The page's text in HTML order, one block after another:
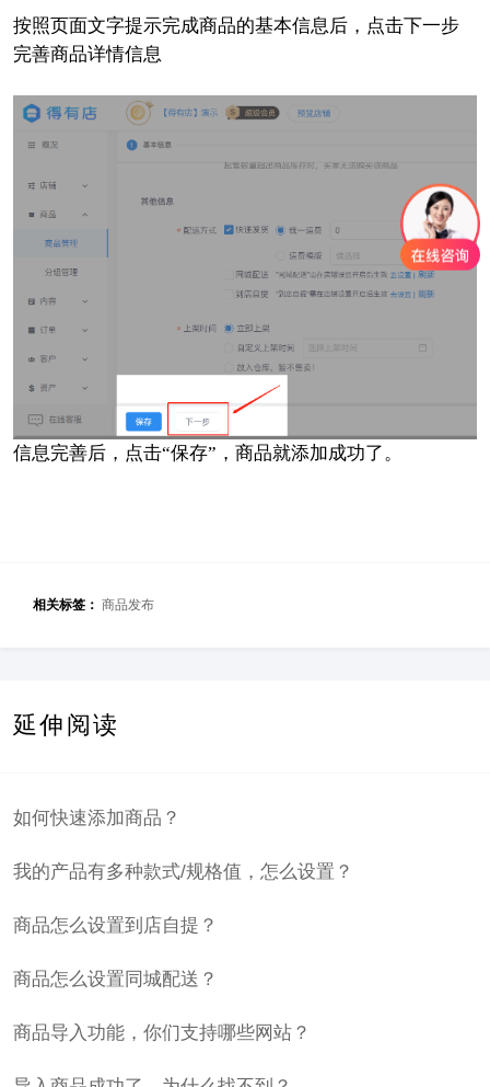
按照页面文字提示完成商品的基本信息后，点击下一步
完善商品详情信息
信息完善后，点击“保存”，商品就添加成功了。
相关标签： 商品发布
延伸阅读
如何快速添加商品？
我的产品有多种款式/规格值，怎么设置？
商品怎么设置到店自提？
商品怎么设置同城配送？
商品导入功能，你们支持哪些网站？